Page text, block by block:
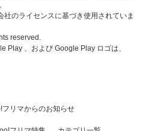
社のライセンスに基づき使用されていま
reserved.
Play 、および Google Play ロゴは、
フリマからのお知らせ